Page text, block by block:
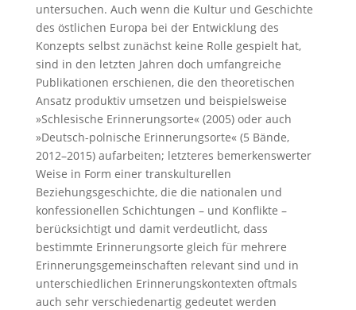
untersuchen. Auch wenn die Kultur und Geschichte
des östlichen ­Europa bei der Entwicklung des
Konzepts selbst zunächst keine Rolle gespielt hat,
sind in den letzten Jahren doch umfangreiche
Publikationen erschienen, die den theoretischen
Ansatz produktiv umsetzen und beispielsweise
»Schlesische Erinnerungsorte« (2005) oder auch
»Deutsch-polnische Erinnerungsorte« (5 Bände,
2012–2015) aufarbeiten; letzteres bemerkenswerter
Weise in Form einer transkulturellen
Beziehungsgeschichte, die die nationalen und
konfessionellen Schichtungen – und Konflikte –
berücksichtigt und damit verdeutlicht, dass
bestimmte Erinnerungsorte gleich für mehrere
Erinnerungsgemeinschaften relevant sind und in
unterschiedlichen Erinnerungskontexten oftmals
auch sehr verschiedenartig gedeutet werden